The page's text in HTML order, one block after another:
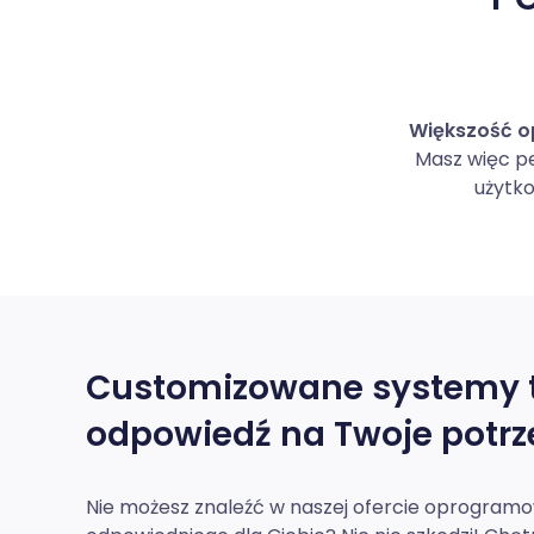
Większość
Masz więc
Customizowane systemy
odpowiedź na Twoje
Nie możesz znaleźć w naszej ofercie